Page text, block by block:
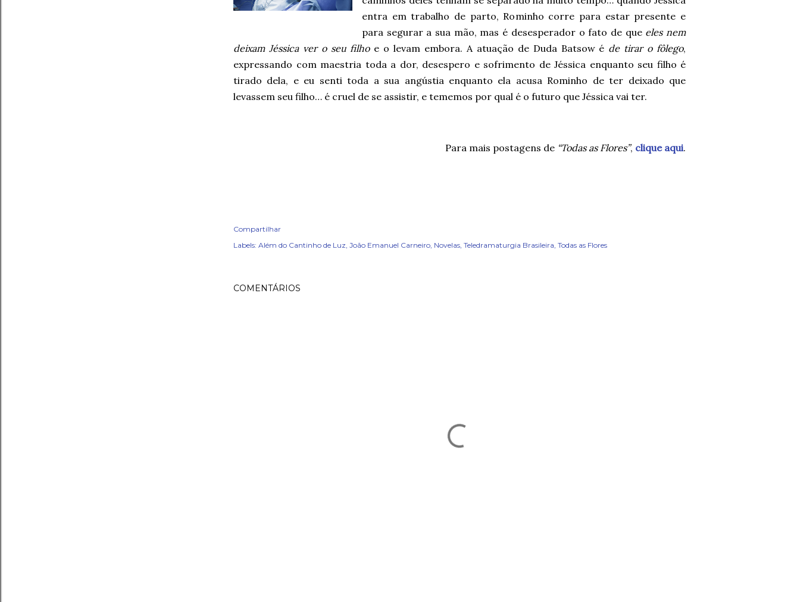
entra em trabalho de parto, Rominho corre para estar presente e
para segurar a sua mão, mas é desesperador o fato de que eles nem
deixam Jéssica ver o seu filhoe o levam embora. A atuação de Duda Batsow é de tirar o fôlego,
expressando com maestria toda a dor, desespero e sofrimento de Jéssica enquanto seu filho é
tirado dela, e eu senti toda a sua angústia enquanto ela acusa Rominho de ter deixado que
levassem seu filho… é cruel de se assistir, e tememos por qual é o futuro que Jéssica vai ter.
Para mais postagens de “Todas as Flores”, clique aqui.
Compartilhar
Labels: Além do Cantinho de Luz João Emanuel Carneiro Novelas Teledramaturgia Brasileira Todas as Flores
COMENTÁRIOS